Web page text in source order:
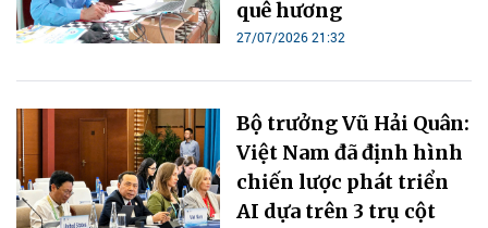
quê hương
27/07/2026 21:32
Bộ trưởng Vũ Hải Quân:
Việt Nam đã định hình
chiến lược phát triển
AI dựa trên 3 trụ cột